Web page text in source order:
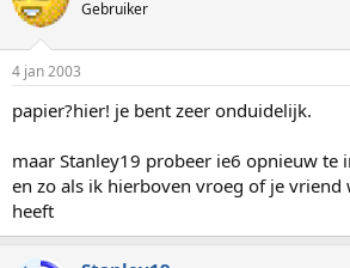
Gebruiker
4 jan 2003
papier?hier! je bent zeer onduidelijk.
maar Stanley19 probeer ie6 opnieuw te
en zo als ik hierboven vroeg of je
heeft